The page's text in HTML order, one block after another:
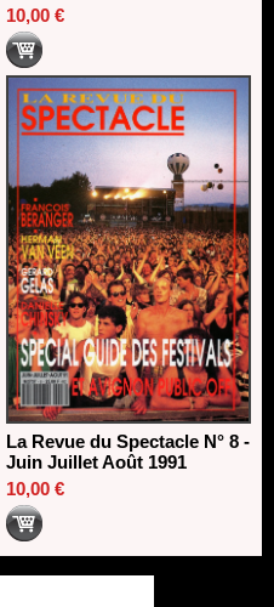
10,00 €
La Revue du Spectacle N° 8 -
Juin Juillet Août 1991
10,00 €